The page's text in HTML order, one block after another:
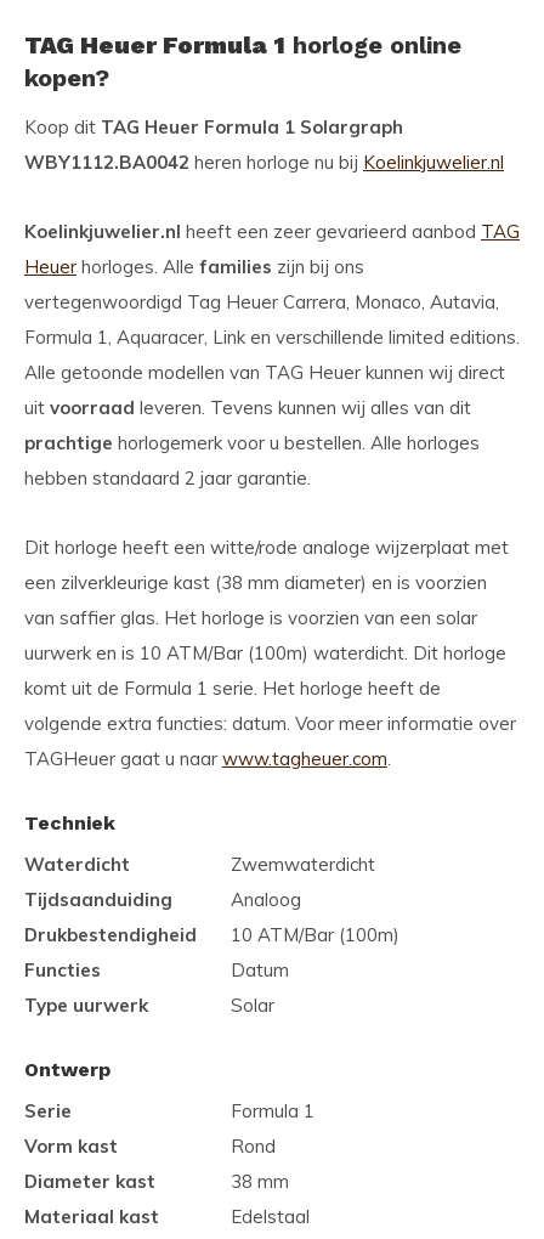
TAG Heuer Formula 1 horloge online
kopen?
Koop dit TAG Heuer Formula 1 Solargraph
WBY1112.BA0042 heren horloge nu bij Koelinkjuwelier.nl
Koelinkjuwelier.nl heeft een zeer gevarieerd aanbod TAG
Heuer horloges. Alle families zijn bij ons
vertegenwoordigd Tag Heuer Carrera, Monaco, Autavia,
Formula 1, Aquaracer, Link en verschillende limited editions.
Alle getoonde modellen van TAG Heuer kunnen wij direct
uit voorraad leveren. Tevens kunnen wij alles van dit
prachtige horlogemerk voor u bestellen. Alle horloges
hebben standaard 2 jaar garantie.
Dit horloge heeft een witte/rode analoge wijzerplaat met
een zilverkleurige kast (38 mm diameter) en is voorzien
van saffier glas. Het horloge is voorzien van een solar
uurwerk en is 10 ATM/Bar (100m) waterdicht. Dit horloge
komt uit de Formula 1 serie. Het horloge heeft de
volgende extra functies: datum. Voor meer informatie over
TAGHeuer gaat u naar www.tagheuer.com.
Techniek
Waterdicht
Zwemwaterdicht
Tijdsaanduiding
Analoog
Drukbestendigheid
10 ATM/Bar (100m)
Functies
Datum
Type uurwerk
Solar
Ontwerp
Serie
Formula 1
Vorm kast
Rond
Diameter kast
38 mm
Materiaal kast
Edelstaal